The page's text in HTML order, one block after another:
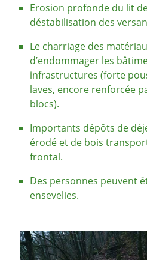
Erosion profonde du lit
déstabilisation des
Le charriage des
d’endommager les
infrastructures (forte
laves, encore renforcée
blocs).
Importants dépôts de
érodé et de bois
frontal.
Des personnes peuvent
ensevelies.